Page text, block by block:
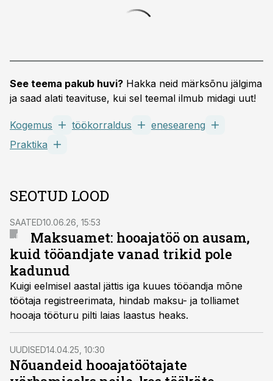
See teema pakub huvi? Hakka neid märksõnu jälgima
ja saad alati teavituse, kui sel teemal ilmub midagi uut!
Kogemus töökorraldus
eneseareng
Praktika
SEOTUD LOOD
SAATED10.06.26, 15:53
Maksuamet: hooajatöö on ausam,
kuid tööandjate vanad trikid pole
kadunud
Kuigi eelmisel aastal jättis iga kuues tööandja mõne
töötaja registreerimata, hindab maksu- ja tolliamet
hooaja tööturu pilti laias laastus heaks.
UUDISED14.04.25, 10:30
Nõuandeid hooajatöötajate